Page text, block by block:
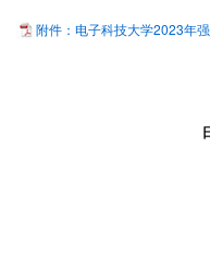
附件：电子科技大学2023年